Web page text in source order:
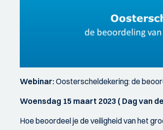
Webinar:Oosterscheldekering: de
Woensdag 15 maart 2023 ( Dag van
Hoe beoordeel je de veiligheid van het